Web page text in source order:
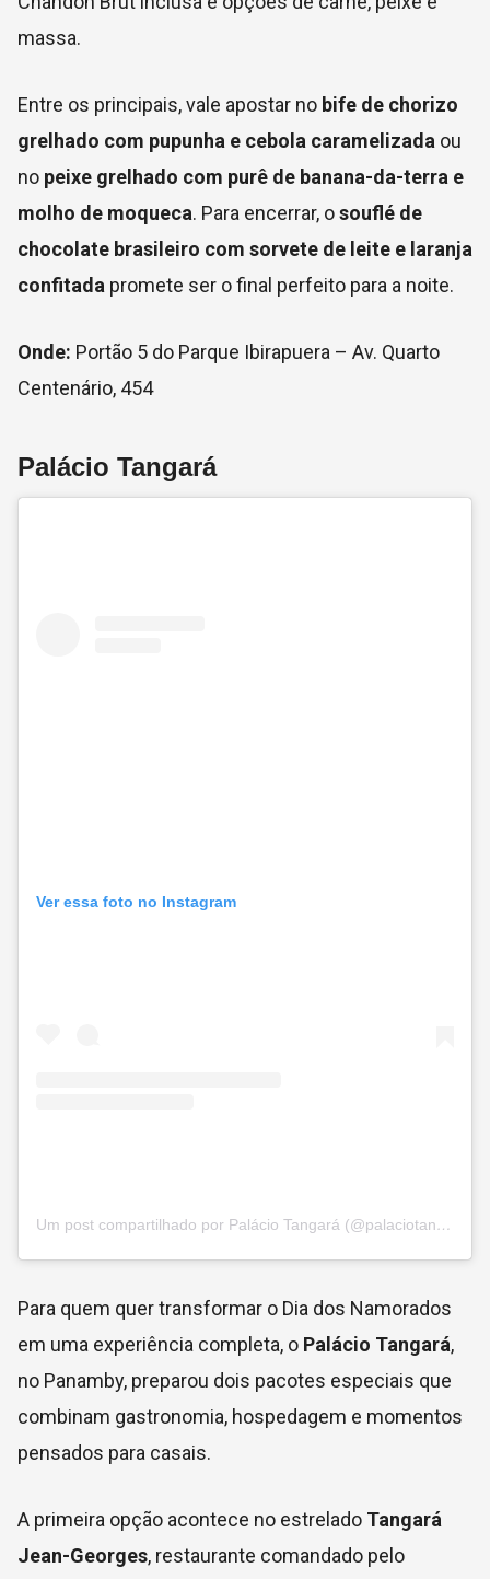
massa.
Entre os principais, vale apostar no bife de chorizo
grelhado com pupunha e cebola caramelizada ou
no peixe grelhado com purê de banana-da-terra e
molho de moqueca. Para encerrar, osouflé de
chocolate brasileiro com sorvete de leite e laranja
confitada promete ser o final perfeito para a noite.
Onde: Portão 5 do Parque Ibirapuera – Av. Quarto
Centenário, 454
Palácio Tangará
Ver essa foto no Instagram
Um post compartilhado por Palácio Tangará (@palaciotangara)
Para quem quer transformar o Dia dos Namorados
em uma experiência completa, o Palácio Tangará,
no Panamby, preparou dois pacotes especiais que
combinam gastronomia, hospedagem e momentos
pensados para casais.
A primeira opção acontece no estrelado Tangará
Jean-Georges, restaurante comandado pelo